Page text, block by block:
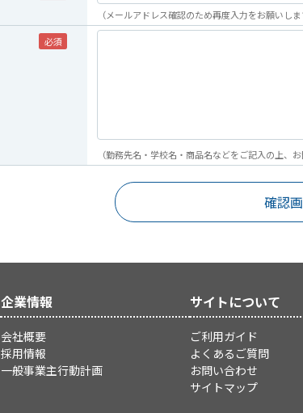
（メールアドレス確認のため再度入力をお願いし
（勤務先名・学校名・商品名などをご記入の上、お
企業情報
会社概要
採用情報
一般事業主行動計画
サイトについて
ご利用ガイド
よくあるご質問
お問い合わせ
サイトマップ